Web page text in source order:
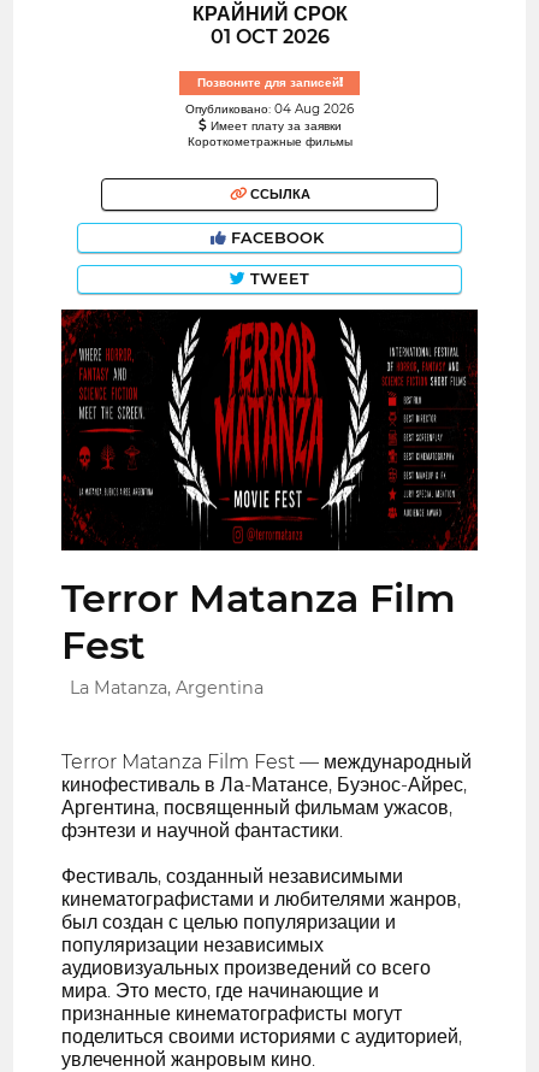
КРАЙНИЙ СРОК
01 OCT 2026
Позвоните для записей!
Опубликовано: 04 Aug 2026
Имеет плату за заявки
Короткометражные фильмы
ССЫЛКА
FACEBOOK
TWEET
Terror Matanza Film
Fest
La Matanza, Argentina
Terror Matanza Film Fest — международный
кинофестиваль в Ла-Матансе, Буэнос-Айрес,
Аргентина, посвященный фильмам ужасов,
фэнтези и научной фантастики.
Фестиваль, созданный независимыми
кинематографистами и любителями жанров,
был создан с целью популяризации и
популяризации независимых
аудиовизуальных произведений со всего
мира. Это место, где начинающие и
признанные кинематографисты могут
поделиться своими историями с аудиторией,
увлеченной жанровым кино.